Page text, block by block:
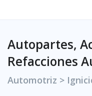
Autopartes,
Refacciones
Automotriz >